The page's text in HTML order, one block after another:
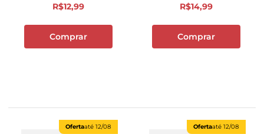
R$12,99
Comprar
R$14,99
Comprar
Ofertaaté 12/08 Ofertaaté 12/08